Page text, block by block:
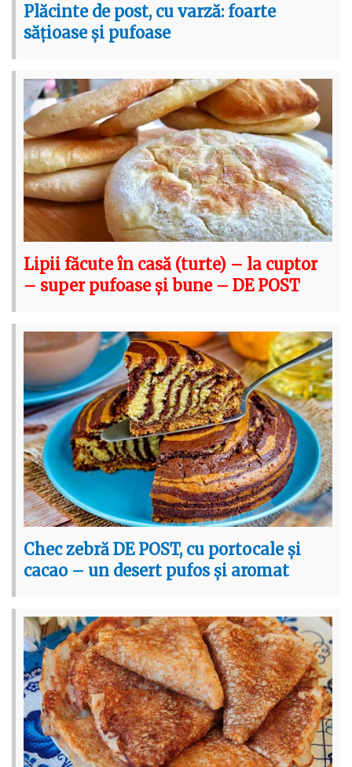
Plăcinte de post, cu varză: foarte
sățioase și pufoase
Lipii făcute în casă (turte) – la cuptor
– super pufoase și bune – DE POST
Chec zebră DE POST, cu portocale și
cacao – un desert pufos și aromat